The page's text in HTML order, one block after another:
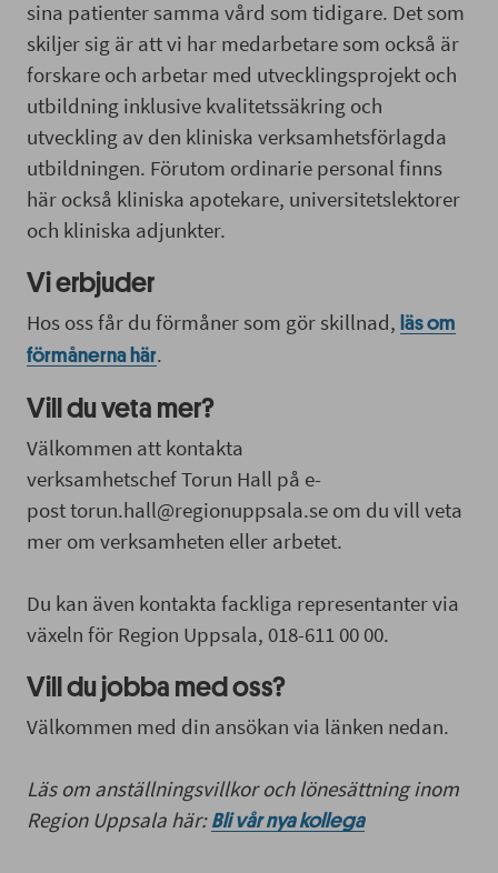
sina patienter samma vård som tidigare. Det som
skiljer sig är att vi har medarbetare som också är
forskare och arbetar med utvecklingsprojekt och
utbildning inklusive kvalitetssäkring och
utveckling av den kliniska verksamhetsförlagda
utbildningen. Förutom ordinarie personal finns
här också kliniska apotekare, universitetslektorer
och kliniska adjunkter.
Vi erbjuder
Hos oss får du förmåner som gör skillnad, läs om
förmånerna här.
Vill du veta mer?
Välkommen att kontakta
verksamhetschef Torun Hall på e-
post torun.hall@regionuppsala.se om du vill veta
mer om verksamheten eller arbetet.
Du kan även kontakta fackliga representanter via
växeln för Region Uppsala, 018-611 00 00.
Vill du jobba med oss?
Välkommen med din ansökan via länken nedan.
Läs om anställningsvillkor och lönesättning inom
Region Uppsala här: Bli vår nya kollega